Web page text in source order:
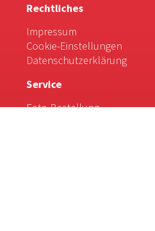
Rechtliches
Impressum
Cookie-Einstellungen
Datenschutzerklärung
Service
Foto-Bestellung